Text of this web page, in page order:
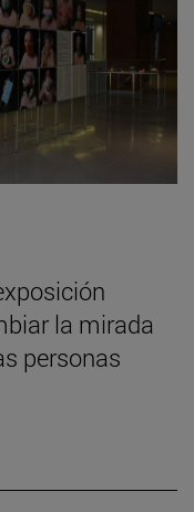
la mirada
personas